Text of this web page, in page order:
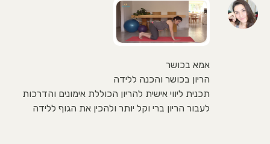
אמא בכושר
הריון בכושר והכנה ללידה
תכנית ליווי אישית להריון הכוללת אימונים והדרכות
לעבור הריון ברי וקל יותר ולהכין את הגוף ללידה